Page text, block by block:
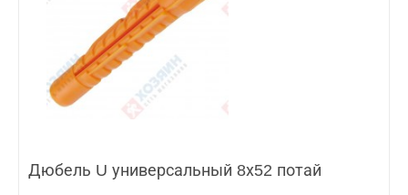
Дюбель U универсальный 8х52 потай